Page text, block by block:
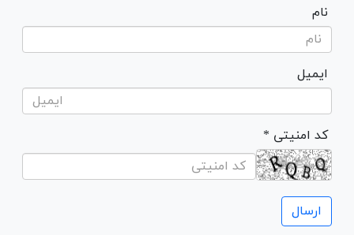
نام
ایمیل
* کد امنیتی